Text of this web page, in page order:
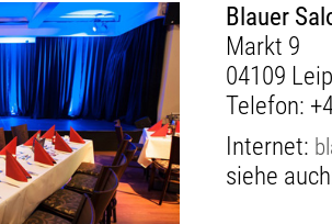
Blauer
Markt 9
04109
Telefon:
Internet:
siehe